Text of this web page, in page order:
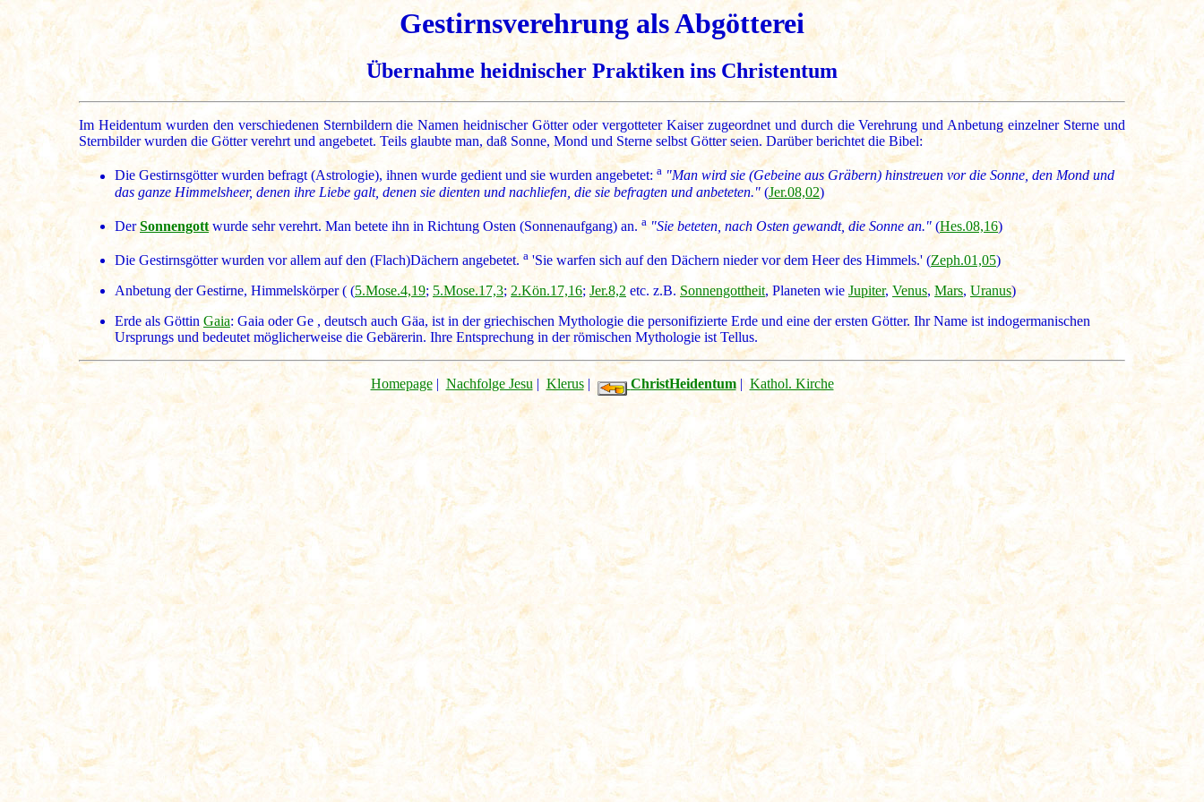
Gestirnsverehrung als Abgötterei
Übernahme heidnischer Praktiken ins Christentum
Im Heidentum wurden den verschiedenen Sternbildern die Namen heidnischer Götter oder vergotteter Kaiser zugeordnet und durch die Verehrung und Anbetung einzelner Sterne und
Sternbilder wurden die Götter verehrt und angebetet. Teils glaubte man, daß Sonne, Mond und Sterne selbst Götter seien. Darüber berichtet die Bibel:
Die Gestirnsgötter wurden befragt (Astrologie), ihnen wurde gedient und sie wurden angebetet: a "Man wird sie (Gebeine aus Gräbern) hinstreuen vor die Sonne, den Mond und
das ganze Himmelsheer, denen ihre Liebe galt, denen sie dienten und nachliefen, die sie befragten und anbeteten." (Jer.08,02)
DerSonnengottwurde sehr verehrt. Man betete ihn in Richtung Osten (Sonnenaufgang) an. a "Sie beteten, nach Osten gewandt, die Sonne an." (Hes.08,16)
Die Gestirnsgötter wurden vor allem auf den (Flach)Dächern angebetet. a 'Sie warfen sich auf den Dächern nieder vor dem Heer des Himmels.' (Zeph.01,05)
Anbetung der Gestirne, Himmelskörper ( (5.Mose.4,19; 5.Mose.17,3; 2.Kön.17,16; Jer.8,2 etc. z.B. Sonnengottheit, Planeten wie Jupiter,Venus, Mars, Uranus)
Erde als Göttin Gaia: Gaia oder Ge , deutsch auch Gäa, ist in der griechischen Mythologie die personifizierte Erde und eine der ersten Götter. Ihr Name ist indogermanischen
Ursprungs und bedeutet möglicherweise die Gebärerin. Ihre Entsprechung in der römischen Mythologie ist Tellus.
Homepage| Nachfolge Jesu | Klerus| ChristHeidentum| Kathol. Kirche